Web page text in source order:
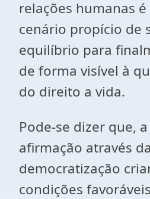
relações humanas
cenário propício de
equilíbrio para
de forma visível à
do direito a vida.
Pode-se dizer que,
afirmação através da
democratização
condições